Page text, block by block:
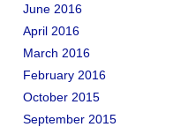
June 2016
April 2016
March 2016
February 2016
October 2015
September 2015